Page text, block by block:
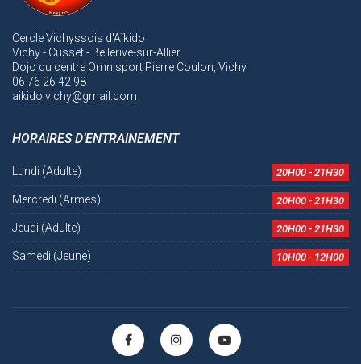
Cercle Vichyssois d'Aïkido
Vichy - Cusset - Bellerive-sur-Allier
Dojo du centre Omnisport Pierre Coulon, Vichy
06 76 26 42 98
aikido.vichy@gmail.com
HORAIRES D’ENTRAINEMENT
Lundi (Adulte) 20H00 - 21H30
Mercredi (Armes) 20H00 - 21H30
Jeudi (Adulte) 20H00 - 21H30
Samedi (Jeune) 10H00 - 12H00